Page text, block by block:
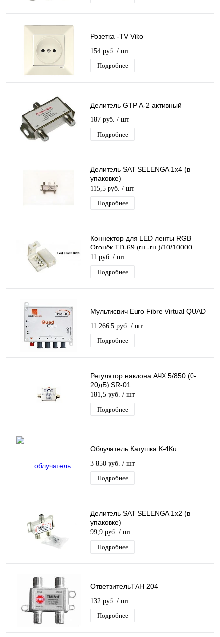
Розетка -TV Viko
154 руб. / шт
Подробнее
Делитель GTP А-2 активный
187 руб. / шт
Подробнее
Делитель SAT SELENGA 1х4 (в
упаковке)
115,5 руб. / шт
Подробнее
Коннектор для LED ленты RGB
Огонёк TD-69 (гн.-гн.)/10/10000
11 руб. / шт
Подробнее
Мультисвич Euro Fibre Virtual QUAD
11 266,5 руб. / шт
Подробнее
Регулятор наклона АЧХ 5/850 (0-
20дБ) SR-01
181,5 руб. / шт
Подробнее
Облучатель Катушка К-4Кu
3 850 руб. / шт
Подробнее
Делитель SAT SELENGA 1x2 (в
упаковке)
99,9 руб. / шт
Подробнее
ОтветвительТАН 204
132 руб. / шт
Подробнее